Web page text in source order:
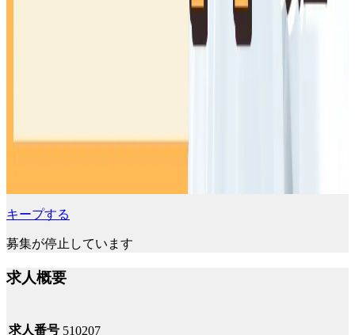
キープする
募集が停止しています
求人概要
求人番号 510207